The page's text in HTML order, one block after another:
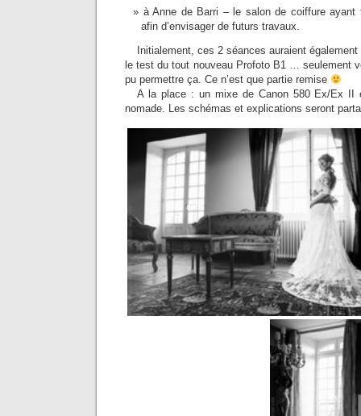
à Anne de Barri – le salon de coiffure
afin d’envisager de futurs travaux.
Initialement, ces 2 séances auraient
le test du tout nouveau Profoto B1 … seulement
pu permettre ça. Ce n’est que partie remise
A la place : un mixe de Canon 580 Ex/Ex II
nomade. Les schémas et explications seront